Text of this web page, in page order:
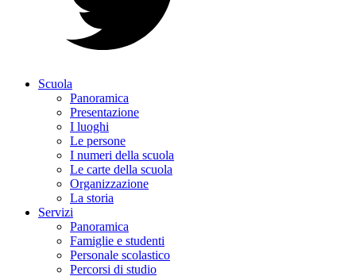
Scuola
Panoramica
Presentazione
I luoghi
Le persone
I numeri della scuola
Le carte della scuola
Organizzazione
La storia
Servizi
Panoramica
Famiglie e studenti
Personale scolastico
Percorsi di studio